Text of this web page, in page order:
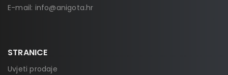
E-mail: info@anigota.hr
STRANICE
Uvjeti prodaje